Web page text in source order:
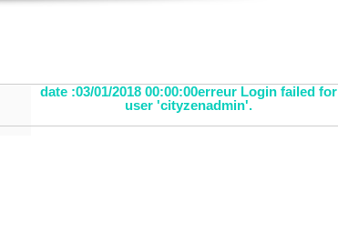
date :03/01/2018 00:00:00erreur Login failed for
user 'cityzenadmin'.